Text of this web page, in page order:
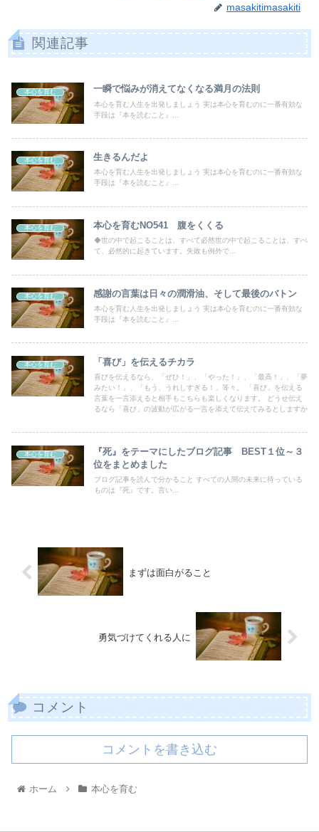
masakitimasakiti
関連記事
本心を育む 一瞬で悩みが消えてなくなる満月の法則
本心を育む人生を出発しましょう 実は本心を育むのに一番有効な
手段は『本を読むこと』...
本心を育む 生きるんだよ
本心を育む人生を出発しましょう 実は本心を育むのに一番有効な
手段は『本を読むこと』...
本心を育む 本心を育むNO541 腹をくくる
◆世の中で起こることは、すべて必然世の中で起こることは、すべ
て、必然的に起きています。失敗も例外で...
本心を育む 感謝の言葉は日々の潤滑油、そして最後のバトン
本心を育む人生を出発しましょう 実は本心を育むのに一番有効な
手段は『本を読むこと』...
本心を育む 「喜び」を伝えるチカラ
喜びを伝えるなら、「ぜひ！」、「やった！」、「最高！」、「夢
みたい！」、「もう、うれしすぎる！」等々。 「喜び」を伝える
言葉を一言添えると相手もこちらも楽しくなります。 どうせ伝え
るなら「喜び」の波動が広がる一言を添えて伝えてみるとしますか
本心を育む
『死』をテーマにしたブログ記事 BEST１位～３
位をまとめました
ブログ記事を読んで分かること すべての人間の未来に待っている
ものは『死』です。言い...
まずは面白がること
勇気づけてくれる人に
コメント
コメントを書き込む
ホーム 本心を育む